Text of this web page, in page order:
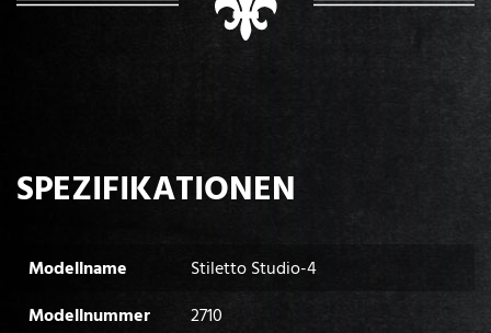
SPEZIFIKATIONEN
Modellname
Stiletto Studio-4
Modellnummer
2710